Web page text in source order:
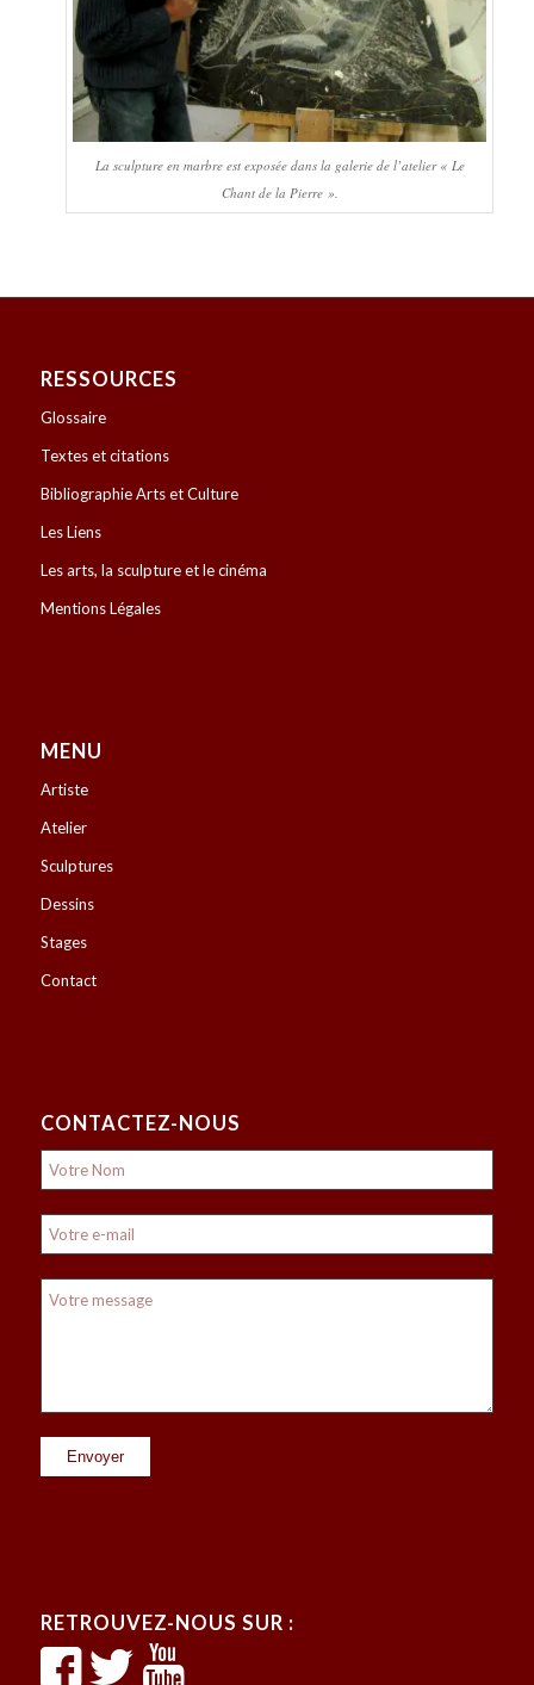
La sculpture en marbre est exposée dans la galerie de l’atelier « Le
Chant de la Pierre ».
RESSOURCES
Glossaire
Textes et citations
Bibliographie Arts et Culture
Les Liens
Les arts, la sculpture et le cinéma
Mentions Légales
MENU
Artiste
Atelier
Sculptures
Dessins
Stages
Contact
CONTACTEZ-NOUS
RETROUVEZ-NOUS SUR :